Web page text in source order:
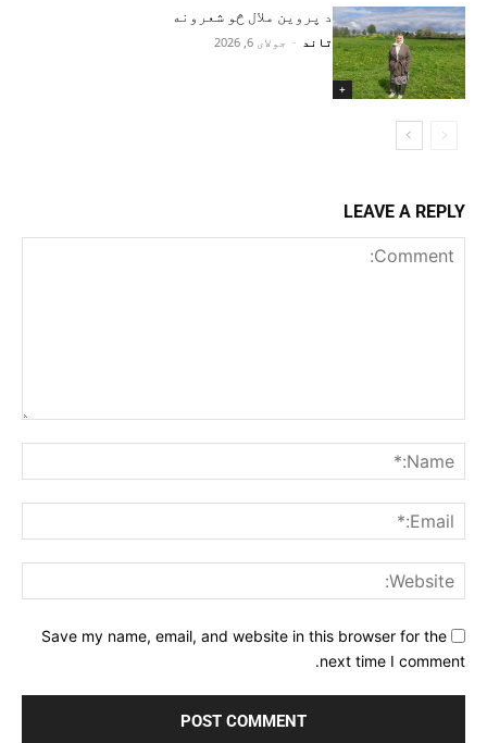
+
د پروین ملال څو شعرونه
تاند - جولای 6, 2026
LEAVE A REPLY
Save my name, email, and website in this browser for the
next time I comment.